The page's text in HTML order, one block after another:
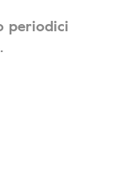
periodici